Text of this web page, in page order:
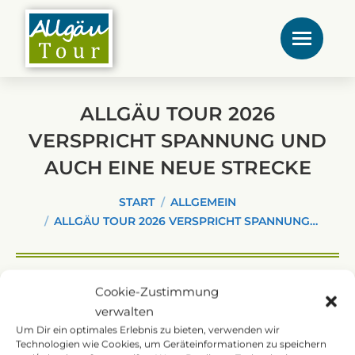
Cookie-Zustimmung
verwalten
Um Dir ein optimales Erlebnis zu bieten, verwenden wir
Technologien wie Cookies, um Geräteinformationen zu speichern
ALLGÄU TOUR 2026
VERSPRICHT SPANNUNG UND
AUCH EINE NEUE STRECKE
START
ALLGEMEIN
ALLGÄU TOUR 2026 VERSPRICHT SPANNUNG…
Die Planungen für die Allgäu Tour 2026 sind
überwiegend abgeschlossen. Auf euch wartet